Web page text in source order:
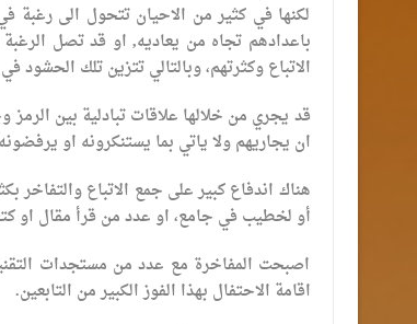
لكنها في كثير من الاحيان تتحول الى رغبة
باعدادهم تجاه من يعاديه, او قد تصل الرغبة
الاتباع وكثرتهم، وبالتالي تتزين تلك
قد يجري من خلالها علاقات تبادلية بين
ان يجاريهم ولا ياتي بما يستنكرونه او
هناك اندفاع كبير على جمع الاتباع
أو لخطيب في جامع، او عدد من قرأ مقال او
اصبحت المفاخرة مع عدد من مستجدات
اقامة الاحتفال بهذا الفوز الكبير من التابعين.